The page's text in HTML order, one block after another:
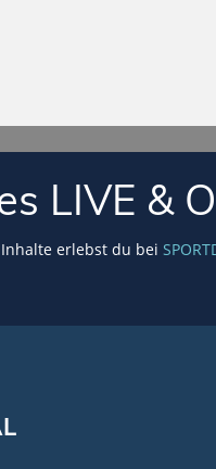
LIVE &
erlebst du bei